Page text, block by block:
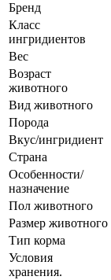
Бренд
Класс
ингридиентов
Вес
Возраст
животного
Вид животного
Порода
Вкус/ингридиент
Страна
Особенности/
назначение
Пол животного
Размер животного
Тип корма
Условия
хранения.